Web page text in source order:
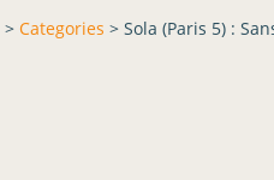
> Categories > Sola (Paris 5) :